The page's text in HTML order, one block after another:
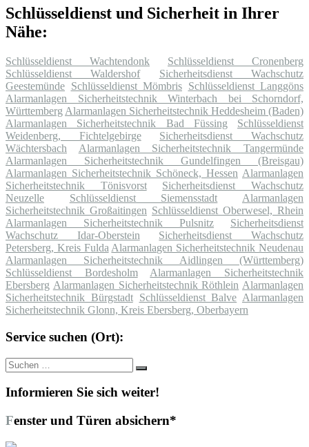
Schlüsseldienst und Sicherheit in Ihrer
Nähe:
Schlüsseldienst Wachtendonk
Schlüsseldienst Cronenberg
Schlüsseldienst Waldershof
Sicherheitsdienst Wachschutz
Geestemünde Schlüsseldienst Mömbris Schlüsseldienst Langgöns
Alarmanlagen Sicherheitstechnik Winterbach bei Schorndorf,
Württemberg Alarmanlagen Sicherheitstechnik Heddesheim (Baden)
Alarmanlagen Sicherheitstechnik Bad Füssing
Schlüsseldienst
Weidenberg, Fichtelgebirge
Sicherheitsdienst Wachschutz
Wächtersbach
Alarmanlagen Sicherheitstechnik Tangermünde
Alarmanlagen Sicherheitstechnik Gundelfingen (Breisgau)
Alarmanlagen Sicherheitstechnik Schöneck, Hessen Alarmanlagen
Sicherheitstechnik Tönisvorst
Sicherheitsdienst Wachschutz
Neuzelle
Schlüsseldienst Siemensstadt
Alarmanlagen
Sicherheitstechnik Großaitingen Schlüsseldienst Oberwesel, Rhein
Alarmanlagen Sicherheitstechnik Pulsnitz
Sicherheitsdienst
Wachschutz Idar-Oberstein
Sicherheitsdienst Wachschutz
Petersberg, Kreis Fulda Alarmanlagen Sicherheitstechnik Neudenau
Alarmanlagen Sicherheitstechnik Aidlingen (Württemberg)
Schlüsseldienst Bordesholm
Alarmanlagen Sicherheitstechnik
Ebersberg Alarmanlagen Sicherheitstechnik Röthlein Alarmanlagen
Sicherheitstechnik Bürgstadt
Schlüsseldienst Balve Alarmanlagen
Sicherheitstechnik Glonn, Kreis Ebersberg, Oberbayern
Service suchen (Ort):
Suche
nach:
Suchen
Informieren Sie sich weiter!
Fenster und Türen absichern*